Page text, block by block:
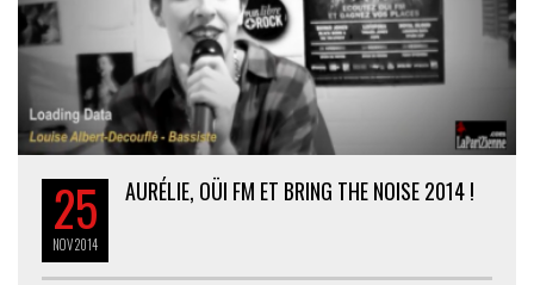
25
NOV2014
AURÉLIE, OÜI FM ET BRING THE NOISE 2014 !